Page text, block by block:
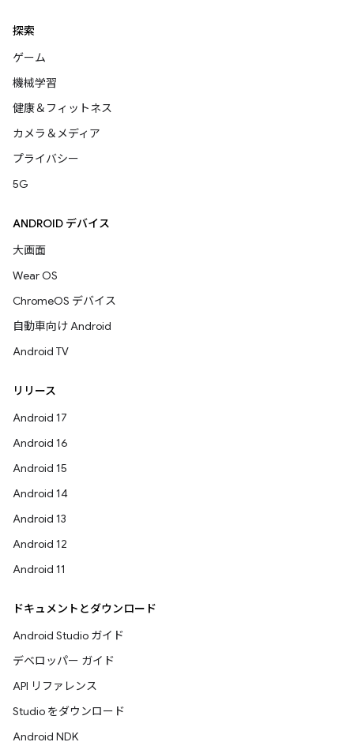
探索
ゲーム
機械学習
健康＆フィットネス
カメラ＆メディア
プライバシー
5G
ANDROID デバイス
大画面
Wear OS
ChromeOS デバイス
自動車向け Android
Android TV
リリース
Android 17
Android 16
Android 15
Android 14
Android 13
Android 12
Android 11
ドキュメントとダウンロード
Android Studio ガイド
デベロッパー ガイド
API リファレンス
Studio をダウンロード
Android NDK